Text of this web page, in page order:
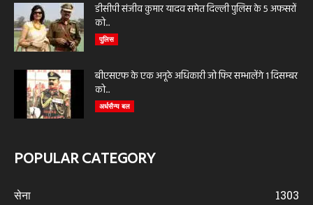
डीसीपी संजीव कुमार यादव समेत दिल्ली पुलिस के 5 अफसरों
को...
पुलिस
बीएसएफ के एक अनूठे अधिकारी जो फिर सम्भालेंगे 1 दिसम्बर
को...
अर्धसैन्य बल
POPULAR CATEGORY
सेना
1303